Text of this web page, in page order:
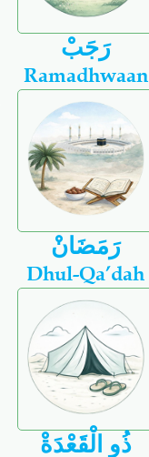
رَجَبْ
Ramadhwaan
رَمَضَانْ
Dhul-Qa’dah
ذُو الْقَعْدَةْ